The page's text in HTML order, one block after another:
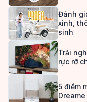
Đánh
xinh,
sinh
Trải
rực rỡ
5 điểm
Dreame